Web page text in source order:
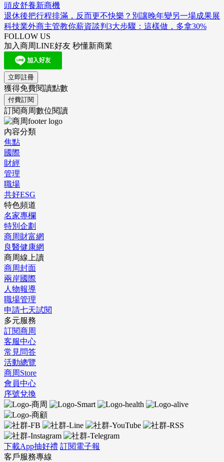
頭皮舒養新商機
退休後把行程排滿，反而更不快樂？別讓晚年變另一場成果展
科技業外商主管教你薪資談判3大步驟：這樣做，多拿30%
FOLLOW US
加入商周LINE好友 秒懂新商業
立即註冊
獲得免費閱讀點數
付費訂閱
訂閱商周數位閱讀
內容分類
焦點
國際
財經
管理
職場
共好ESG
特色頻道
名家專欄
特別企劃
商周財富網
良醫健康網
商周線上讀
商周封面
兩岸國際
人物報導
職場管理
申請七天試閱
多元服務
訂閱商周
客服中心
常見問答
活動總覽
商周Store
會員中心
序號兌換
下載App抽好禮 訂閱電子報
客戶服務專線